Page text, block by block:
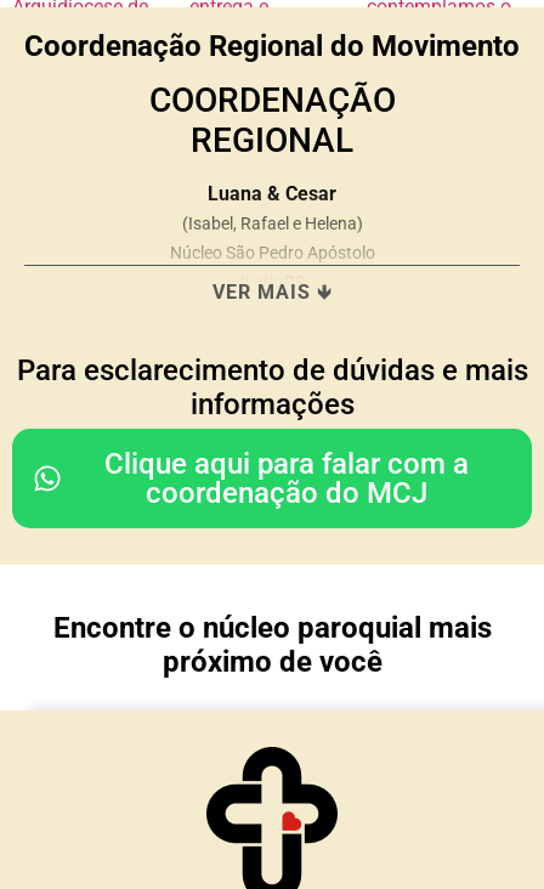
Coordenação Regional do Movimento
COORDENAÇÃO
REGIONAL
Luana & Cesar
(Isabel, Rafael e Helena)
Núcleo São Pedro Apóstolo
Ivoti/ RS
COORDENAÇÃO DO
CONSELHO REGIONAL
Rodrigo & Simone
(Julia, João Paulo e Mariana)
Nossa Senhora da Glória
TESOURARIA
Núcleo Imaculada Conceição
Morro Reuter/RS
VER MAIS 🡻
Para esclarecimento de dúvidas e mais
informações
Clique aqui para falar com a
coordenação do MCJ
Encontre o núcleo paroquial mais
próximo de você